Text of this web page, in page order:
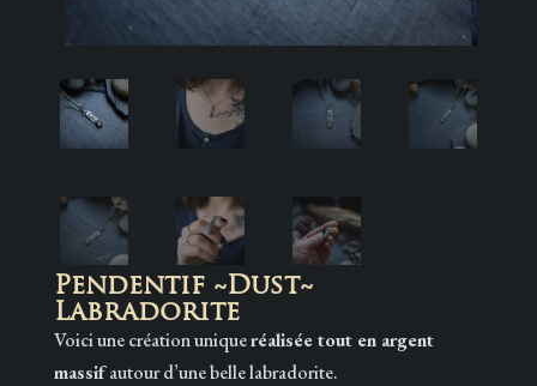
Pendentif ~Dust~
Labradorite
Voici une création uniqueréalisée tout en argent
massifautour d’une belle labradorite.